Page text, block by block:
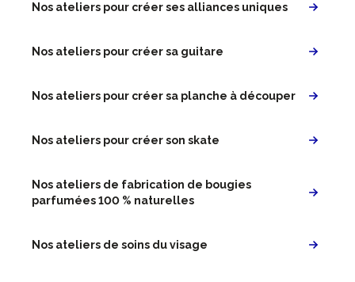
Nos ateliers pour créer ses alliances uniques
Nos ateliers pour créer sa guitare
Nos ateliers pour créer sa planche à découper
Nos ateliers pour créer son skate
Nos ateliers de fabrication de bougies
parfumées 100 % naturelles
Nos ateliers de soins du visage